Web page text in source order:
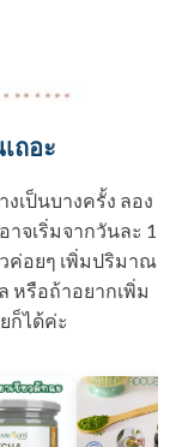
ถอะ
เป็นบางครั้ง ลอง
จเริ่มจากวันละ 1
ค่อยๆ เพิ่มปริมาณ
หรือถ้าอยากเพิ่ม
ก็ได้ค่ะ